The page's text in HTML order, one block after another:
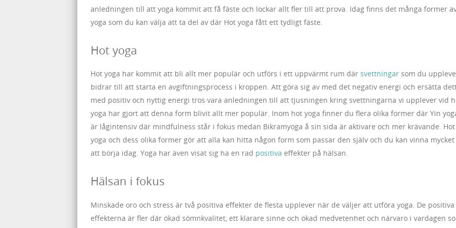
anledningen till att yoga kommit att få fäste och lockar allt fler till att prova. Idag finns det många former
yoga som du kan välja att ta del av där Hot yoga fått ett tydligt fäste.
Hot yoga
Hot yoga har kommit att bli allt mer populär och utförs i ett uppvärmt rum där svettningar som du
bidrar till att starta en avgiftningsprocess i kroppen. Att göra sig av med det negativ energi och ersätta
med positiv och nyttig energi tros vara anledningen till att tjusningen kring svettningarna vi upplever vid
yoga har gjort att denna form blivit allt mer populär. Inom hot yoga finner du flera olika former där Yin
är lågintensiv där mindfulness står i fokus medan Bikramyoga å sin sida är aktivare och mer krävande. Hot
yoga och dess olika former gör att alla kan hitta någon form som passar den själv och du kan vinna mycket
att börja idag. Yoga har även visat sig ha en rad positiva effekter på hälsan.
Hälsan i fokus
Minskade oro och stress är två positiva effekter de flesta upplever när de väljer att utföra yoga. De positiva
effekterna är fler där ökad sömnkvalitet, ett klarare sinne och ökad medvetenhet och närvaro i vardagen